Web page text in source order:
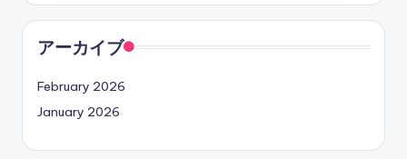
アーカイブ
February 2026
January 2026